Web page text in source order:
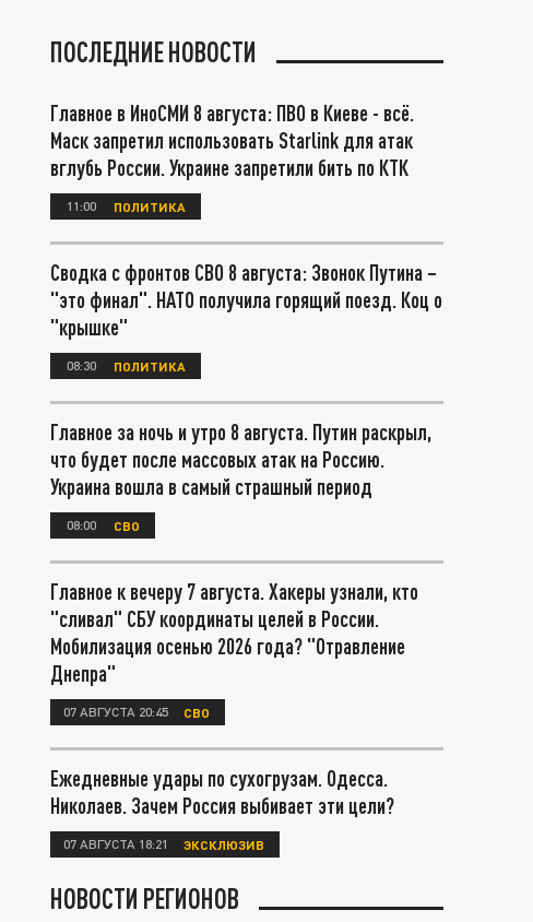
ПОСЛЕДНИЕ НОВОСТИ
Главное в ИноСМИ 8 августа: ПВО в Киеве - всё.
Маск запретил использовать Starlink для атак
вглубь России. Украине запретили бить по КТК
11:00 ПОЛИТИКА
Сводка с фронтов СВО 8 августа: Звонок Путина –
"это финал". НАТО получила горящий поезд. Коц о
"крышке"
08:30 ПОЛИТИКА
Главное за ночь и утро 8 августа. Путин раскрыл,
что будет после массовых атак на Россию.
Украина вошла в самый страшный период
08:00 СВО
Главное к вечеру 7 августа. Хакеры узнали, кто
"сливал" СБУ координаты целей в России.
Мобилизация осенью 2026 года? "Отравление
Днепра"
07 АВГУСТА 20:45 СВО
Ежедневные удары по сухогрузам. Одесса.
Николаев. Зачем Россия выбивает эти цели?
07 АВГУСТА 18:21 ЭКСКЛЮЗИВ
НОВОСТИ РЕГИОНОВ